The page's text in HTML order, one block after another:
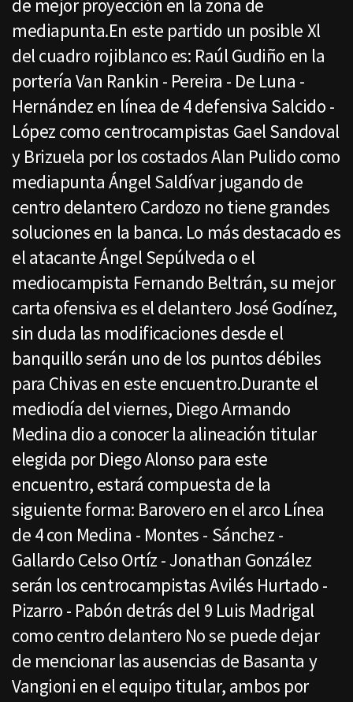
de mejor proyección en la zona de
mediapunta.En este partido un posible Xl
del cuadro rojiblanco es: Raúl Gudiño en la
portería Van Rankin - Pereira - De Luna -
Hernández en línea de 4 defensiva Salcido -
López como centrocampistas Gael Sandoval
y Brizuela por los costados Alan Pulido como
mediapunta Ángel Saldívar jugando de
centro delantero Cardozo no tiene grandes
soluciones en la banca. Lo más destacado es
el atacante Ángel Sepúlveda o el
mediocampista Fernando Beltrán, su mejor
carta ofensiva es el delantero José Godínez,
sin duda las modificaciones desde el
banquillo serán uno de los puntos débiles
para Chivas en este encuentro.Durante el
mediodía del viernes, Diego Armando
Medina dio a conocer la alineación titular
elegida por Diego Alonso para este
encuentro, estará compuesta de la
siguiente forma: Barovero en el arco Línea
de 4 con Medina - Montes - Sánchez -
Gallardo Celso Ortíz - Jonathan González
serán los centrocampistas Avilés Hurtado -
Pizarro - Pabón detrás del 9 Luis Madrigal
como centro delantero No se puede dejar
de mencionar las ausencias de Basanta y
Vangioni en el equipo titular, ambos por